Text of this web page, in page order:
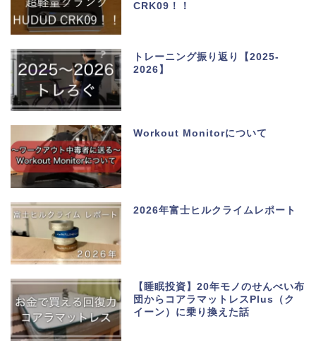
CRK09！！
トレーニング振り返り【2025-
2026】
Workout Monitorについて
2026年富士ヒルクライムレポート
【睡眠投資】20年モノのせんべい布
団からコアラマットレスPlus（ク
イーン）に乗り換えた話